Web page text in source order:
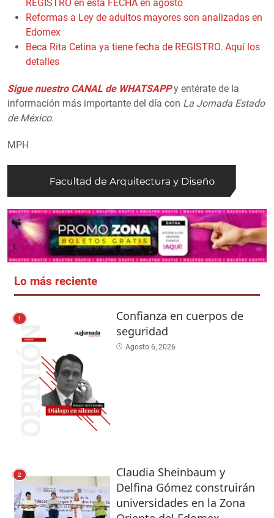
REGISTRO en esta FECHA en agosto
Reformas a Ley de adultos mayores son analizadas en
Edomex
Beca Rita Cetina ya tiene fecha de REGISTRO. Aquí los
detalles
Sigue nuestro CANAL de WHATSAPP y entérate de la
información más importante del día con La Jornada Estado
de México.
MPH
Lo más reciente
1
Confianza en cuerpos de
seguridad
Agosto 6, 2026
2
Claudia Sheinbaum y
Delfina Gómez construirán
universidades en la Zona